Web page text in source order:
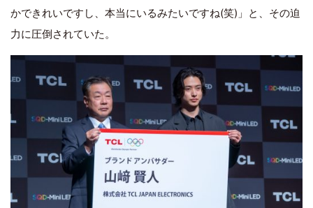
かできれいですし、本当にいるみたいですね(笑)」と、その迫
力に圧倒されていた。